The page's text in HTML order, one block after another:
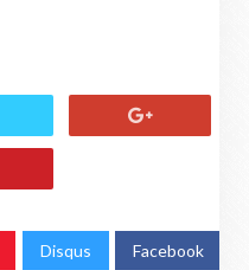
Disqus Facebook